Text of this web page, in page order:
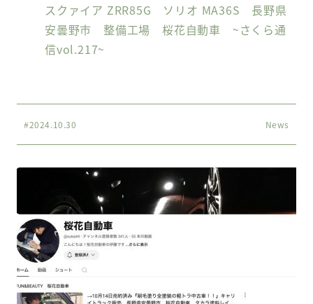
スクァイア ZRR85G ソリオ MA36S 長野県
安曇野市 整備工場 桜花自動車 ~さくら通
信vol.217~
#2024.10.30 News